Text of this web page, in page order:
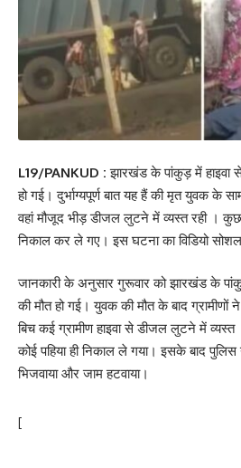
L19/PANKUD :झारखंड के पांकुड़ में हाइवा
हो गई। दुर्भाग्यपूर्ण बात यह हैं की मृत युवक के
वहां मौजूद भीड़ डीजल लुटने में व्यस्त रही । कुछ
निकाल कर ले गए। इस घटना का विडियो सोशल
जानकारी के अनुसार गुरूवार को झारखंड के
की मौत हो गई। युवक की मौत के बाद
बिच कई ग्रामीण हाइवा से डीजल लुटने में
कोई पहिया ही निकाल ले गया। इसके बाद
भिजवाया और जाम हटवाया।
[